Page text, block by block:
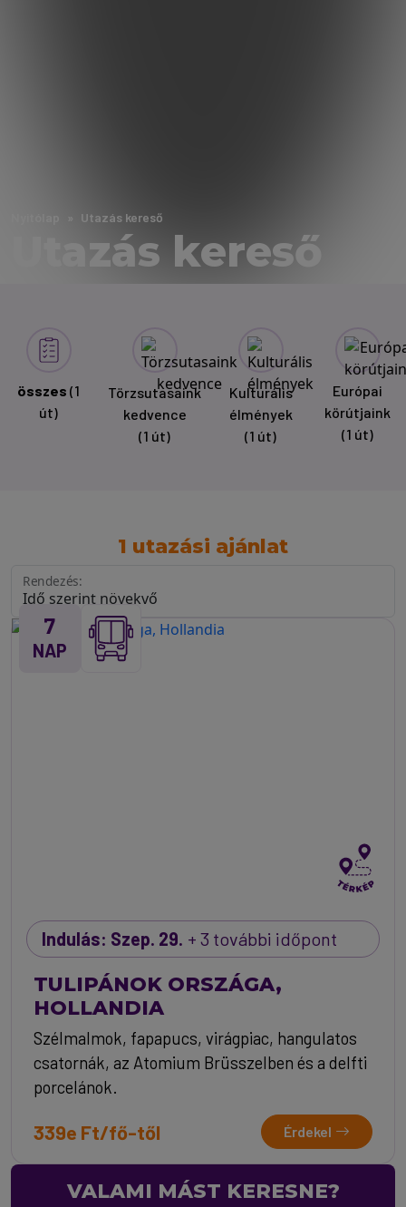
Utazás kereső
Utazás kereső
összes (1
út)
Törzsutasaink
kedvence
(1 út)
Kulturális
élmények
(1 út)
Európai
körútjaink
(1 út)
1 utazási ajánlat
Rendezés:
7
NAP
Indulás: Szep. 29. + 3 további időpont
TULIPÁNOK ORSZÁGA,
HOLLANDIA
Szélmalmok, fapapucs, virágpiac, hangulatos
csatornák, az Atomium Brüsszelben és a delfti
porcelánok.
339e Ft/fő-től Érdekel
VALAMI MÁST KERESNE?